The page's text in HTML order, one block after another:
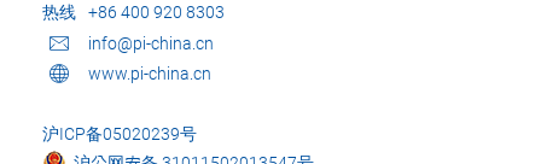
热线
+86 400 920 8303
info@pi-china.cn
www.pi-china.cn
沪ICP备05020239号